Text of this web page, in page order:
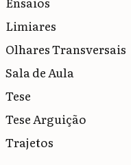
Limiares
Olhares Transversais
Sala de Aula
Tese
Tese Arguição
Trajetos